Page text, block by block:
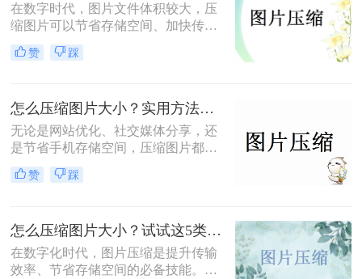
在数字时代，图片文件体积较大，压
缩图片可以节省存储空间、加快传输
速度或适应社交媒体、邮件等平台的
文件大小限制。那么图片怎么压缩
赞 踩
怎么压缩图片大小？实用方法分享（覆盖6种场景+参数优化+避坑技巧）！
无论是网站优化、社交媒体分享，还
是节省手机存储空间，压缩图片都是
刚需。那么怎么压缩图片大小呢？本
文从零基础小白到技术开发者，系统
赞 踩
怎么压缩图片大小？试试这5类主流压缩方法！
在数字化时代，图片压缩是提升传输
效率、节省存储空间的必备技能。那